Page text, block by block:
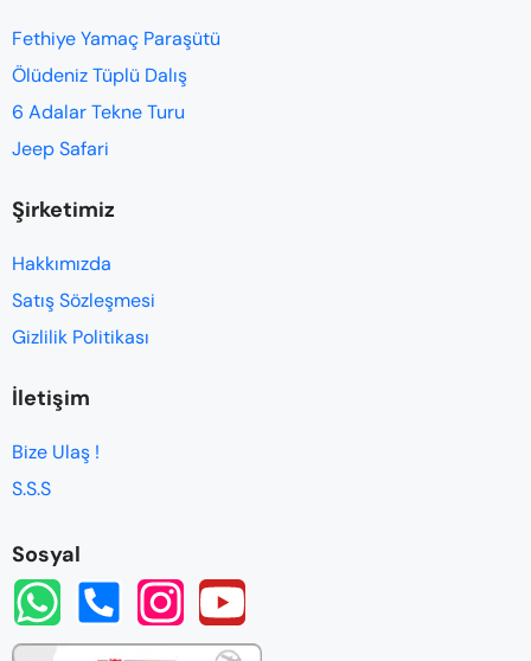
Fethiye Yamaç Paraşütü
Ölüdeniz Tüplü Dalış
6 Adalar Tekne Turu
Jeep Safari
Şirketimiz
Hakkımızda
Satış Sözleşmesi
Gizlilik Politikası
İletişim
Bize Ulaş !
S.S.S
Sosyal